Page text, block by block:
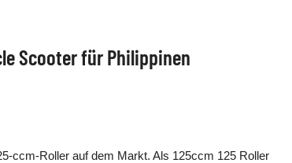
Scooter für Philippinen
ccm-Roller auf dem Markt. Als 125ccm 125 Roller